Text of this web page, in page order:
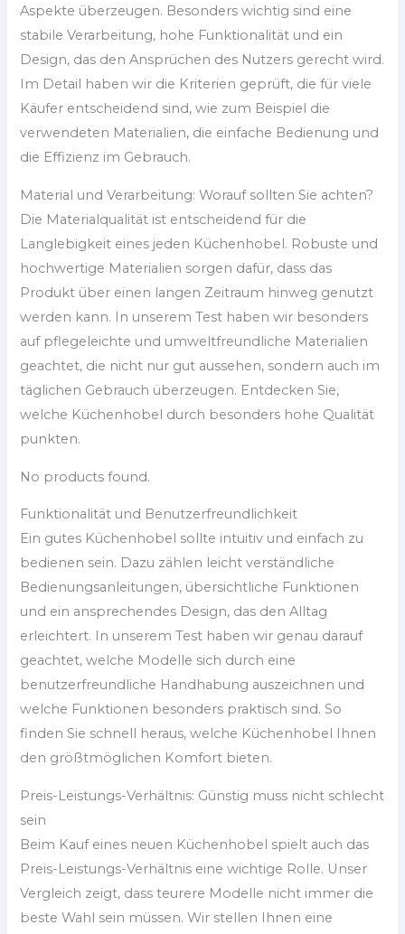
Aspekte überzeugen. Besonders wichtig sind eine
stabile Verarbeitung, hohe Funktionalität und ein
Design, das den Ansprüchen des Nutzers gerecht wird.
Im Detail haben wir die Kriterien geprüft, die für viele
Käufer entscheidend sind, wie zum Beispiel die
verwendeten Materialien, die einfache Bedienung und
die Effizienz im Gebrauch.
Material und Verarbeitung: Worauf sollten Sie achten?
Die Materialqualität ist entscheidend für die
Langlebigkeit eines jeden Küchenhobel. Robuste und
hochwertige Materialien sorgen dafür, dass das
Produkt über einen langen Zeitraum hinweg genutzt
werden kann. In unserem Test haben wir besonders
auf pflegeleichte und umweltfreundliche Materialien
geachtet, die nicht nur gut aussehen, sondern auch im
täglichen Gebrauch überzeugen. Entdecken Sie,
welche Küchenhobel durch besonders hohe Qualität
punkten.
No products found.
Funktionalität und Benutzerfreundlichkeit
Ein gutes Küchenhobel sollte intuitiv und einfach zu
bedienen sein. Dazu zählen leicht verständliche
Bedienungsanleitungen, übersichtliche Funktionen
und ein ansprechendes Design, das den Alltag
erleichtert. In unserem Test haben wir genau darauf
geachtet, welche Modelle sich durch eine
benutzerfreundliche Handhabung auszeichnen und
welche Funktionen besonders praktisch sind. So
finden Sie schnell heraus, welche Küchenhobel Ihnen
den größtmöglichen Komfort bieten.
Preis-Leistungs-Verhältnis: Günstig muss nicht schlecht
sein
Beim Kauf eines neuen Küchenhobel spielt auch das
Preis-Leistungs-Verhältnis eine wichtige Rolle. Unser
Vergleich zeigt, dass teurere Modelle nicht immer die
beste Wahl sein müssen. Wir stellen Ihnen eine